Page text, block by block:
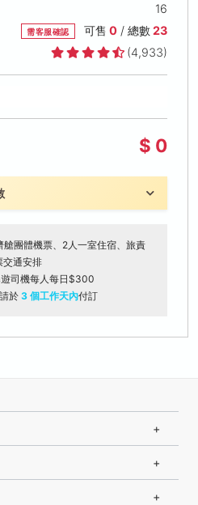
16
需客服確認 可售 0/ 總數23
(4,933)
$ 0
艙團體機票、2人一室住宿、旅責
交通安排
司機每人每日$300
於 3 個工作天內付訂